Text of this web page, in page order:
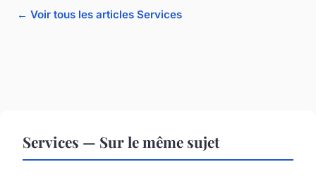
← Voir tous les articles Services
Services — Sur le même sujet